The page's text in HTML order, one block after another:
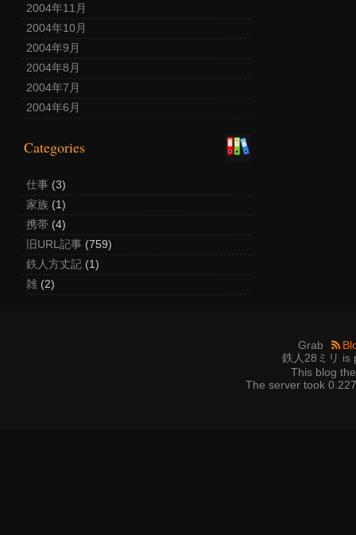
2004年11月
2004年10月
2004年9月
2004年8月
2004年7月
2004年6月
Categories
仕事 (3)
家族 (1)
携帯 (4)
旧URL記事 (759)
鉄人方丈記 (1)
雑 (2)
Grab
鉄人28ミリ
This blog
The server took